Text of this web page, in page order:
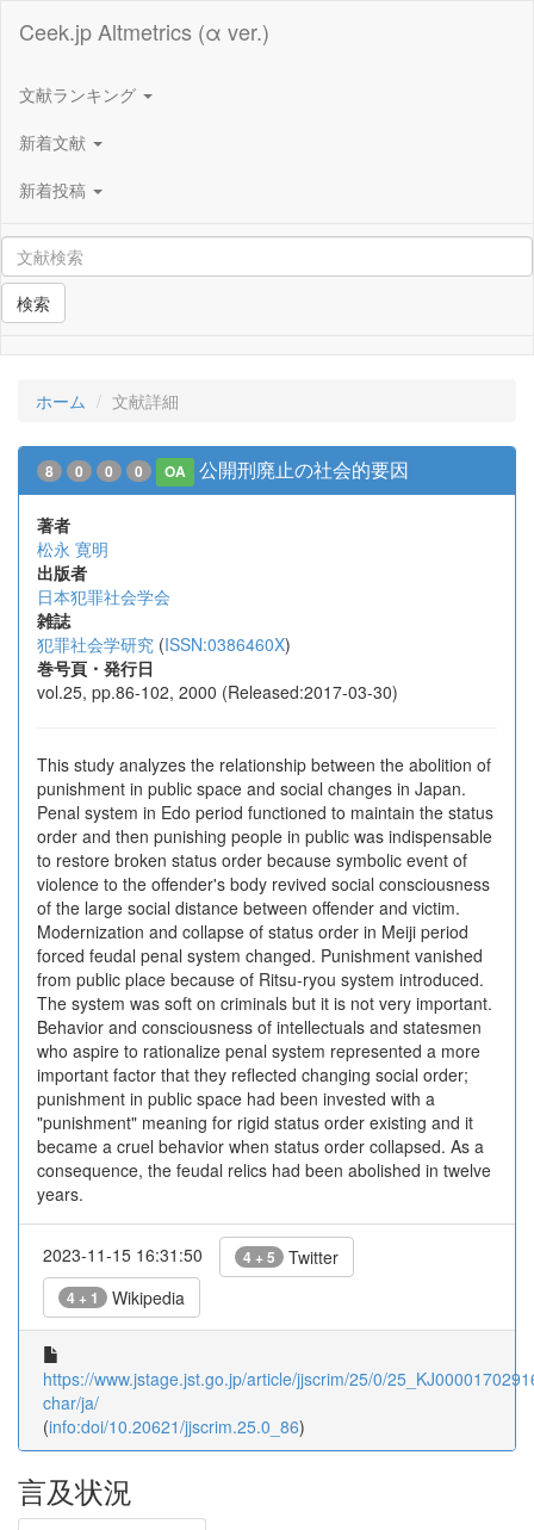
Ceek.jp Altmetrics (α ver.)
文献ランキング
新着文献
新着投稿
検索
ホーム 文献詳細
8 0 0 0 OA 公開刑廃止の社会的要因
著者
松永 寛明
出版者
日本犯罪社会学会
雑誌
犯罪社会学研究 (ISSN:0386460X)
巻号頁・発行日
vol.25, pp.86-102, 2000 (Released:2017-03-30)
This study analyzes the relationship between the abolition of
punishment in public space and social changes in Japan.
Penal system in Edo period functioned to maintain the status
order and then punishing people in public was indispensable
to restore broken status order because symbolic event of
violence to the offender's body revived social consciousness
of the large social distance between offender and victim.
Modernization and collapse of status order in Meiji period
forced feudal penal system changed. Punishment vanished
from public place because of Ritsu-ryou system introduced.
The system was soft on criminals but it is not very important.
Behavior and consciousness of intellectuals and statesmen
who aspire to rationalize penal system represented a more
important factor that they reflected changing social order;
punishment in public space had been invested with a
"punishment" meaning for rigid status order existing and it
became a cruel behavior when status order collapsed. As a
consequence, the feudal relics had been abolished in twelve
years.
2023-11-15 16:31:50 4 + 5 Twitter
4 + 1 Wikipedia
https://www.jstage.jst.go.jp/article/jjscrim/25/0/
char/ja/
(info:doi/10.20621/jjscrim.25.0_86)
言及状況